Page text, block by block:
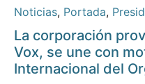
Noticias, Portada,
La corporación
Vox, se une con
Internacional del